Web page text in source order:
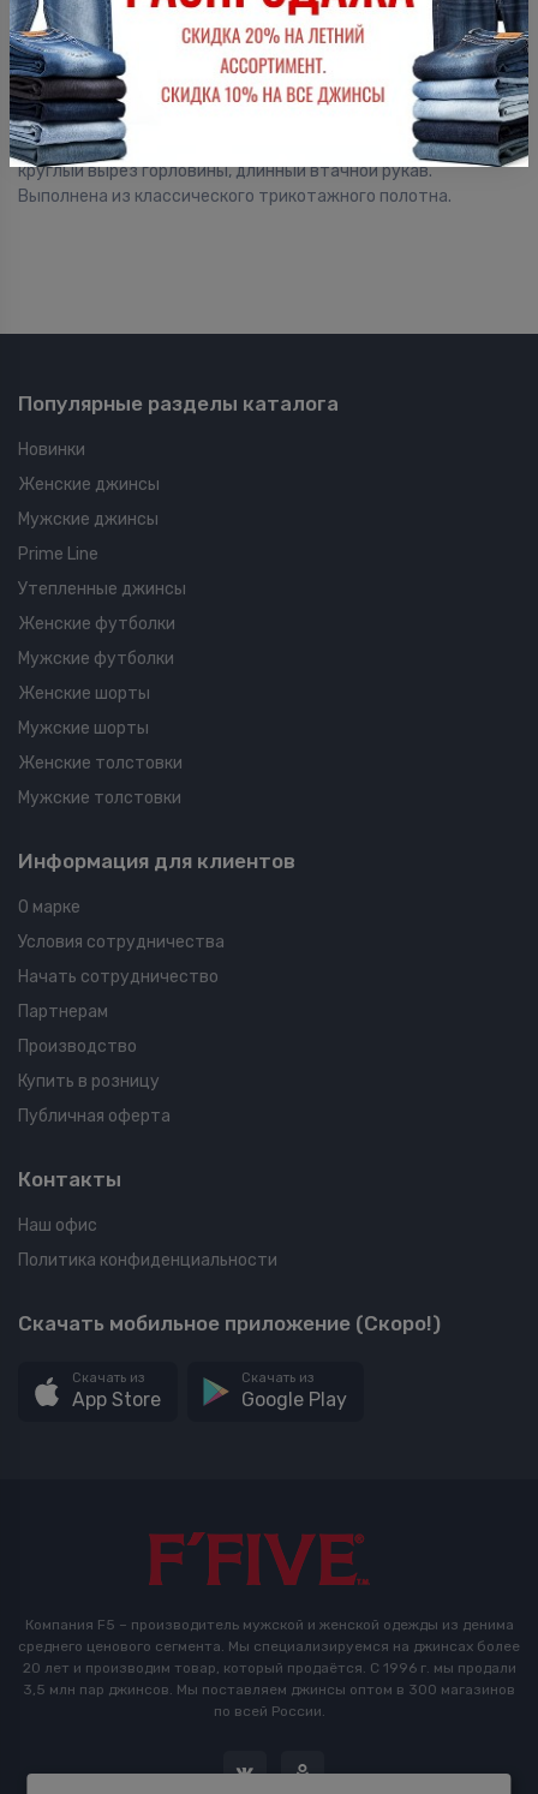
Описание
Женская футболка F5, Comfort fit (свободный силуэт),
круглый вырез горловины, длинный втачной рукав.
Выполнена из классического трикотажного полотна.
Популярные разделы каталога
Новинки
Женские джинсы
Мужские джинсы
Prime Line
Утепленные джинсы
Женские футболки
Мужские футболки
Женские шорты
Мужские шорты
Женские толстовки
Мужские толстовки
Информация для клиентов
О марке
Условия сотрудничества
Начать сотрудничество
Партнерам
Производство
Купить в розницу
Публичная оферта
Контакты
Наш офис
Политика конфиденциальности
Скачать мобильное приложение (Скоро!)
Скачать из
App Store
Скачать из
Google Play
Компания F5 – производитель мужской и женской одежды из денима
среднего ценового сегмента. Мы специализируемся на джинсах более
20 лет и производим товар, который продаётся. С 1996 г. мы продали
3,5 млн пар джинсов. Мы поставляем джинсы оптом в 300 магазинов
по всей России.